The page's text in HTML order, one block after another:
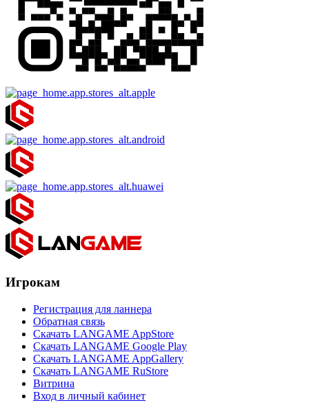
Игрокам
Регистрация для ланнера
Обратная связь
Скачать LANGAME AppStore
Скачать LANGAME Google Play
Скачать LANGAME AppGallery
Скачать LANGAME RuStore
Витрина
Вход в личный кабинет